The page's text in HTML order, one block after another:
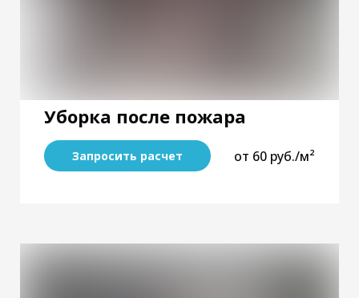
Уборка после пожара
Запросить расчет от 60 руб./м²